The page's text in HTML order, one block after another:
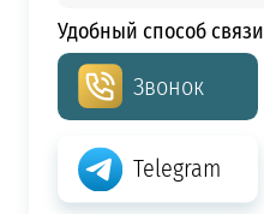
Удобный способ связи
Звонок
Telegram